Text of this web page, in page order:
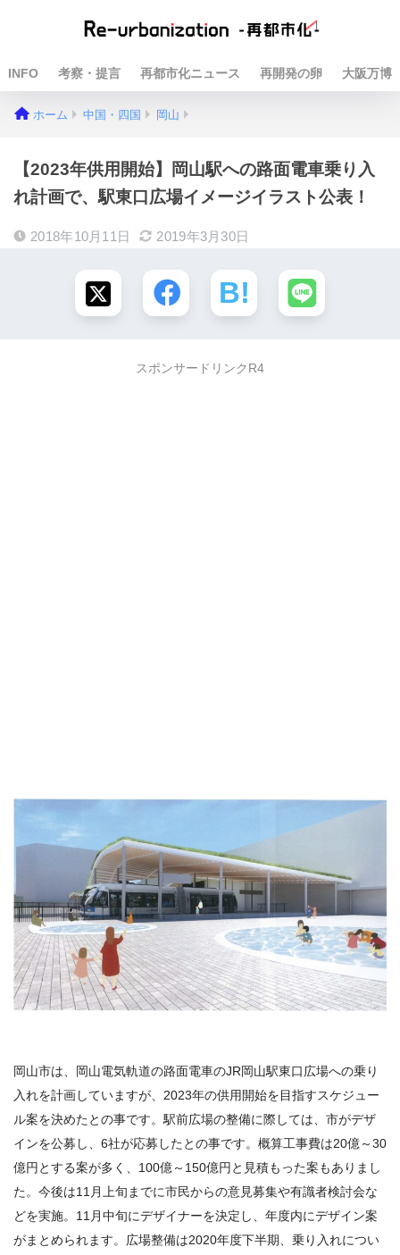
INFO 考察・提言 再都市化ニュース 再開発の卵 大阪万博
ホーム 中国・四国 岡山
【2023年供用開始】岡山駅への路面電車乗り入
れ計画で、駅東口広場イメージイラスト公表！
2018年10月11日 2019年3月30日
スポンサードリンクR4
岡山市は、岡山電気軌道の路面電車のJR岡山駅東口広場への乗り
入れを計画していますが、2023年の供用開始を目指すスケジュー
ル案を決めたとの事です。駅前広場の整備に際しては、市がデザ
インを公募し、6社が応募したとの事です。概算工事費は20億～30
億円とする案が多く、100億～150億円と見積もった案もありまし
た。今後は11月上旬までに市民からの意見募集や有識者検討会な
どを実施。11月中旬にデザイナーを決定し、年度内にデザイン案
がまとめられます。広場整備は2020年度下半期、乗り入れについ